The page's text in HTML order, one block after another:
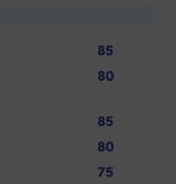
85
80
85
80
75